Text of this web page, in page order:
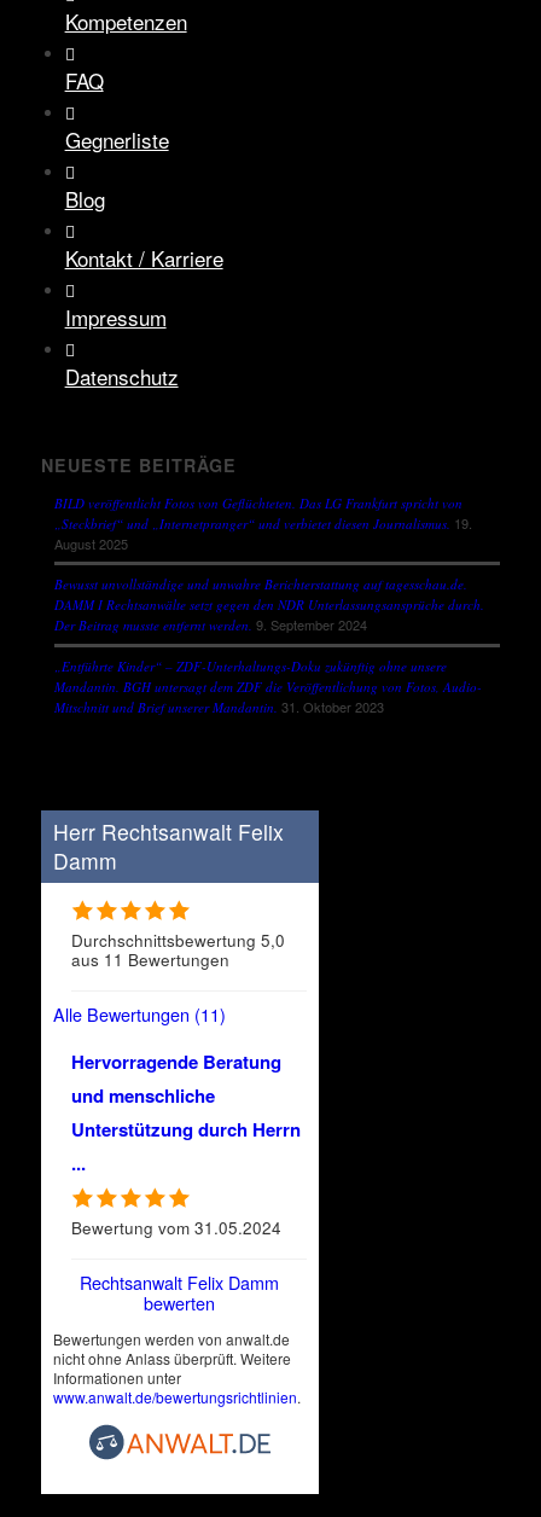
Kompetenzen
FAQ
Gegnerliste
Blog
Kontakt / Karriere
Impressum
Datenschutz
NEUESTE BEITRÄGE
BILD veröffentlicht Fotos von Geflüchteten. Das LG Frankfurt spricht von
„Steckbrief“ und „Internetpranger“ und verbietet diesen Journalismus. 19.
August 2025
Bewusst unvollständige und unwahre Berichterstattung auf tagesschau.de.
DAMM I Rechtsanwälte setzt gegen den NDR Unterlassungsansprüche durch.
Der Beitrag musste entfernt werden. 9. September 2024
„Entführte Kinder“ – ZDF-Unterhaltungs-Doku zukünftig ohne unsere
Mandantin. BGH untersagt dem ZDF die Veröffentlichung von Fotos, Audio-
Mitschnitt und Brief unserer Mandantin. 31. Oktober 2023
Herr Rechtsanwalt Felix
Damm
Durchschnittsbewertung 5,0
aus 11 Bewertungen
Alle Bewertungen (11)
Hervorragende Beratung
und menschliche
Unterstützung durch Herrn
...
Bewertung vom 31.05.2024
Rechtsanwalt Felix Damm
bewerten
Bewertungen werden von anwalt.de
nicht ohne Anlass überprüft. Weitere
Informationen unter
www.anwalt.de/bewertungsrichtlinien.